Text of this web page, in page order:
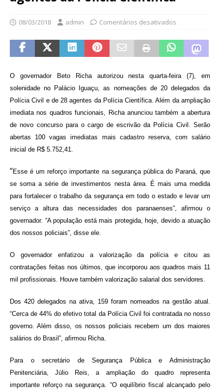
08/03/2018 admin Comentários desativados
O governador Beto Richa autorizou nesta quarta-feira (7), em
solenidade no Palácio Iguaçu, as nomeações de 20 delegados da
Polícia Civil e de 28 agentes da Polícia Científica. Além da ampliação
imediata nos quadros funcionais, Richa anunciou também a abertura
de novo concurso para o cargo de escrivão da Polícia Civil. Serão
abertas 100 vagas imediatas mais cadastro reserva, com salário
inicial de R$ 5.752,41.
“Esse é um reforço importante na segurança pública do Paraná, que
se soma a série de investimentos nesta área. É mais uma medida
para fortalecer o trabalho da segurança em todo o estado e levar um
serviço a altura das necessidades dos paranaenses”, afirmou o
governador. “A população está mais protegida, hoje, devido a atuação
dos nossos policiais”, disse ele.
O governador enfatizou a valorização da polícia e citou as
contratações feitas nos últimos, que incorporou aos quadros mais 11
mil profissionais. Houve também valorização salarial dos servidores.
Dos 420 delegados na ativa, 159 foram nomeados na gestão atual.
“Cerca de 44% do efetivo total da Polícia Civil foi contratada no nosso
governo. Além disso, os nossos policiais recebem um dos maiores
salários do Brasil”, afirmou Richa.
Para o secretário de Segurança Pública e Administração
Penitenciária, Júlio Reis, a ampliação do quadro representa
importante reforço na segurança. “O equilíbrio fiscal alcançado pelo